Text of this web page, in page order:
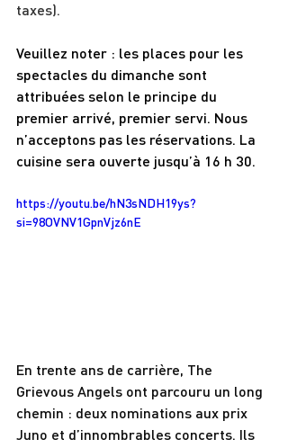
taxes).
Veuillez noter : les places pour les
spectacles du dimanche sont
attribuées selon le principe du
premier arrivé, premier servi. Nous
n’acceptons pas les réservations. La
cuisine sera ouverte jusqu’à 16 h 30.
https://youtu.be/hN3sNDH19ys?
si=98OVNV1GpnVjz6nE
En trente ans de carrière, The
Grievous Angels ont parcouru un long
chemin : deux nominations aux prix
Juno et d’innombrables concerts. Ils